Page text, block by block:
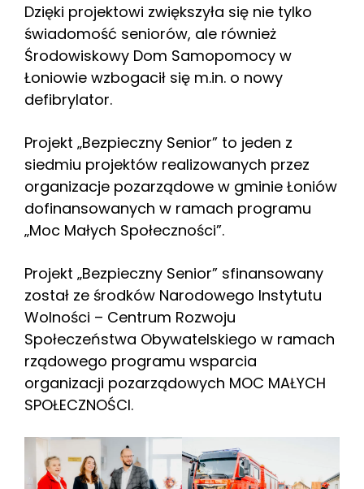
Dzięki projektowi zwiększyła się nie tylko
świadomość seniorów, ale również
Środowiskowy Dom Samopomocy w
Łoniowie wzbogacił się m.in. o nowy
defibrylator.
Projekt „Bezpieczny Senior” to jeden z
siedmiu projektów realizowanych przez
organizacje pozarządowe w gminie Łoniów
dofinansowanych w ramach programu
„Moc Małych Społeczności”.
Projekt „Bezpieczny Senior” sfinansowany
został ze środków Narodowego Instytutu
Wolności – Centrum Rozwoju
Społeczeństwa Obywatelskiego w ramach
rządowego programu wsparcia
organizacji pozarządowych MOC MAŁYCH
SPOŁECZNOŚCI.